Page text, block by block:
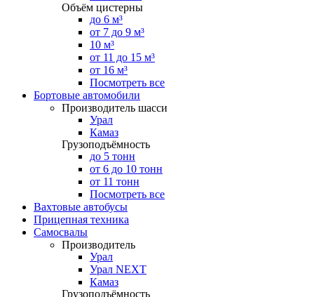
Объём цистерны
до 6 м³
от 7 до 9 м³
10 м³
от 11 до 15 м³
от 16 м³
Посмотреть все
Бортовые автомобили
Производитель шасси
Урал
Камаз
Грузоподъёмность
до 5 тонн
от 6 до 10 тонн
от 11 тонн
Посмотреть все
Вахтовые автобусы
Прицепная техника
Самосвалы
Производитель
Урал
Урал NEXT
Камаз
Грузоподъёмность